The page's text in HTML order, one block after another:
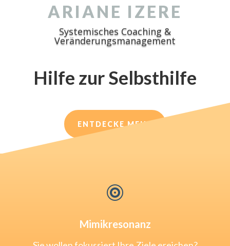
ARIANE IZERE
Systemisches Coaching &
Veränderungsmanagement
Hilfe zur Selbsthilfe
ENTDECKE MEHR

Mimikresonanz